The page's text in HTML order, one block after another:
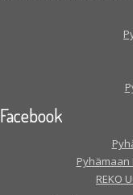
Facebook
REKO